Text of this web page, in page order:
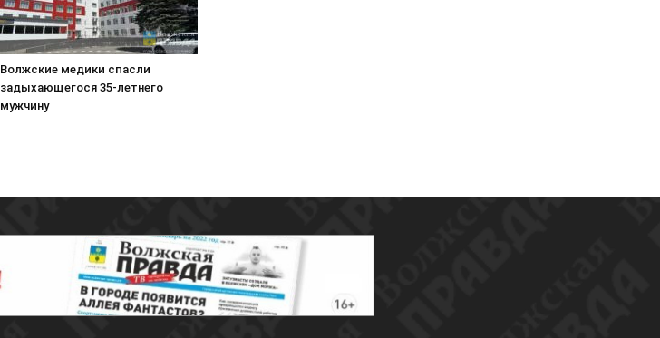
Волжские медики спасли
задыхающегося 35-летнего
мужчину